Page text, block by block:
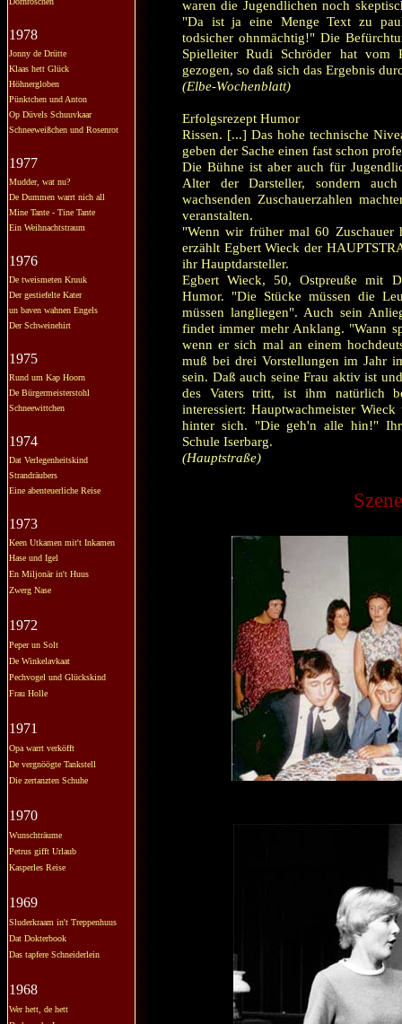
1978
Jonny de Drütte
Klaas hett Glück
Höhnergloben
Pünktchen und Anton
Op Düvels Schuuvkaar
Schneeweißchen und Rosenrot
1977
Mudder, wat nu?
De Dummen warrt nich all
Mine Tante - Tine Tante
Ein Weihnachtstraum
1976
De tweismeten Kruuk
Der gestiefelte Kater
un baven wahnen Engels
Der Schweinehirt
1975
Rund um Kap Hoorn
De Bürgermeisterstohl
Schneewittchen
1974
Dat Verlegenheitskind
Strandräubers
Eine abenteuerliche Reise
1973
Keen Utkamen mit't Inkamen
Hase und Igel
En Miljonär in't Huus
Zwerg Nase
1972
Peper un Solt
De Winkelavkaat
Pechvogel und Glückskind
Frau Holle
1971
Opa warrt verköfft
De vergnöögte Tankstell
Die zertanzten Schuhe
1970
Wunschträume
Petrus gifft Urlaub
Kasperles Reise
1969
Sluderkraam in't Treppenhuus
Dat Dokterbook
Das tapfere Schneiderlein
1968
Wer hett, de hett
waren die Jugendlichen noch
"Da ist ja eine Menge Text zu
todsicher ohnmächtig!" Die
Spielleiter Rudi Schröder hat vom
gezogen, so daß sich das Ergebnis
(Elbe-Wochenblatt)
Erfolgsrezept Humor
Rissen. [...] Das hohe technische
geben der Sache einen fast schon
Die Bühne ist aber auch für
Alter der Darsteller, sondern
wachsenden Zuschauerzahlen
veranstalten.
"Wenn wir früher mal 60 Zuschauer
erzählt Egbert Wieck der
ihr Hauptdarsteller.
Egbert Wieck, 50, Ostpreuße mit
Humor. "Die Stücke müssen die
müssen langliegen". Auch sein
findet immer mehr Anklang. "Wann
wenn er sich mal an einem
muß bei drei Vorstellungen im Jahr
sein. Daß auch seine Frau aktiv ist
des Vaters tritt, ist ihm natürlich
interessiert: Hauptwachmeister
hinter sich. "Die geh'n alle hin!"
Schule Iserbarg.
(Hauptstraße)